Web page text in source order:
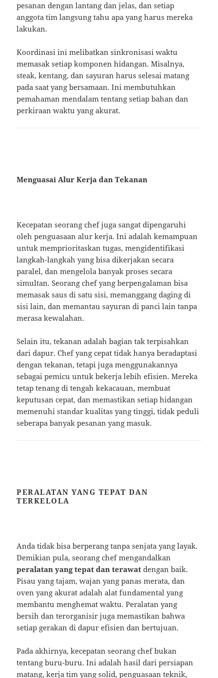
pesanan dengan lantang dan jelas, dan setiap
anggota tim langsung tahu apa yang harus mereka
lakukan.
Koordinasi ini melibatkan sinkronisasi waktu
memasak setiap komponen hidangan. Misalnya,
steak, kentang, dan sayuran harus selesai matang
pada saat yang bersamaan. Ini membutuhkan
pemahaman mendalam tentang setiap bahan dan
perkiraan waktu yang akurat.
Menguasai Alur Kerja dan Tekanan
Kecepatan seorang chef juga sangat dipengaruhi
oleh penguasaan alur kerja. Ini adalah kemampuan
untuk memprioritaskan tugas, mengidentifikasi
langkah-langkah yang bisa dikerjakan secara
paralel, dan mengelola banyak proses secara
simultan. Seorang chef yang berpengalaman bisa
memasak saus di satu sisi, memanggang daging di
sisi lain, dan memantau sayuran di panci lain tanpa
merasa kewalahan.
Selain itu, tekanan adalah bagian tak terpisahkan
dari dapur. Chef yang cepat tidak hanya beradaptasi
dengan tekanan, tetapi juga menggunakannya
sebagai pemicu untuk bekerja lebih efisien. Mereka
tetap tenang di tengah kekacauan, membuat
keputusan cepat, dan memastikan setiap hidangan
memenuhi standar kualitas yang tinggi, tidak peduli
seberapa banyak pesanan yang masuk.
PERALATAN YANG TEPAT DAN
TERKELOLA
Anda tidak bisa berperang tanpa senjata yang layak.
Demikian pula, seorang chef mengandalkan
peralatan yang tepat dan terawat dengan baik.
Pisau yang tajam, wajan yang panas merata, dan
oven yang akurat adalah alat fundamental yang
membantu menghemat waktu. Peralatan yang
bersih dan terorganisir juga memastikan bahwa
setiap gerakan di dapur efisien dan bertujuan.
Pada akhirnya, kecepatan seorang chef bukan
tentang buru-buru. Ini adalah hasil dari persiapan
matang, kerja tim yang solid, penguasaan teknik,